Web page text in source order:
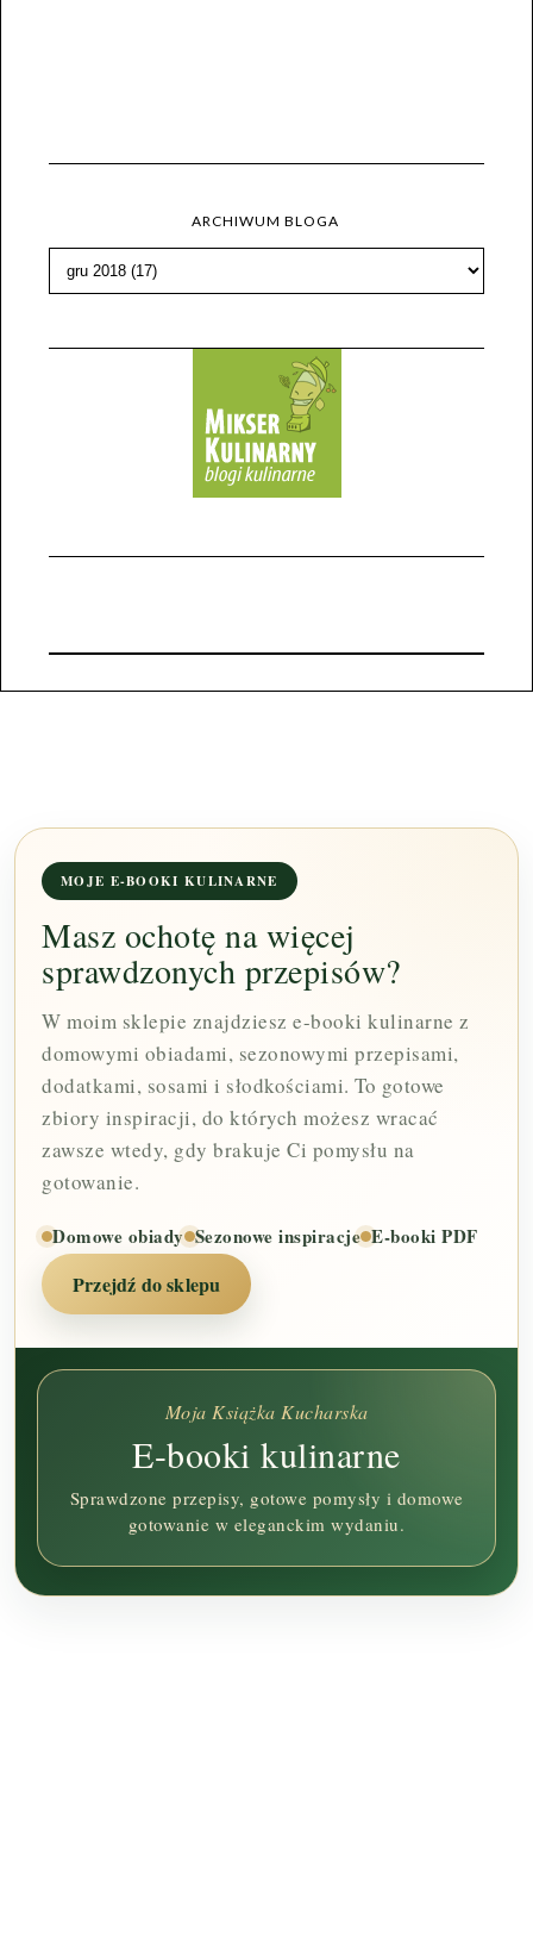
ARCHIWUM BLOGA
MOJE E-BOOKI KULINARNE
Masz ochotę na więcej
sprawdzonych przepisów?
W moim sklepie znajdziesz e-booki kulinarne z
domowymi obiadami, sezonowymi przepisami,
dodatkami, sosami i słodkościami. To gotowe
zbiory inspiracji, do których możesz wracać
zawsze wtedy, gdy brakuje Ci pomysłu na
gotowanie.
Domowe obiady Sezonowe inspiracje E-booki PDF
Przejdź do sklepu
Moja Książka Kucharska
E-booki kulinarne
Sprawdzone przepisy, gotowe pomysły i domowe
gotowanie w eleganckim wydaniu.